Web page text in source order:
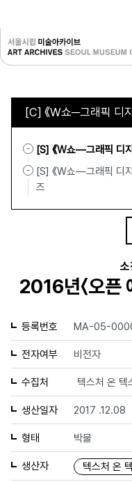
[C] 《W쇼─그래픽 디
[S] 《W쇼—그래픽 디
[S] 《W쇼—그래픽 디
즈
소
2016년〈오픈
등록번호 MA-05-
전자여부 비전자
수집처 텍스처 온 텍
생산일자 2017 .12.08
형태 박물
생산자 텍스처 온